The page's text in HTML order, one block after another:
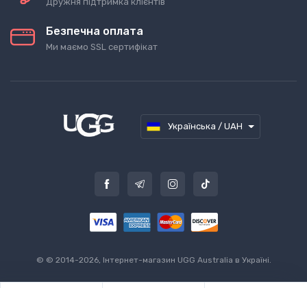
Безпечна оплата
Ми маємо SSL сертифікат
Українська / UAH
© © 2014-2026, Інтернет-магазин UGG Australia в Україні.